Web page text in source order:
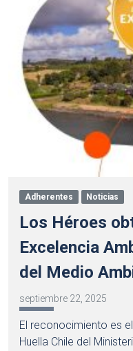
Adherentes Noticias
Los Héroes
Excelencia
del Medio
septiembre 22, 2025
El reconocimiento es
Huella Chile del